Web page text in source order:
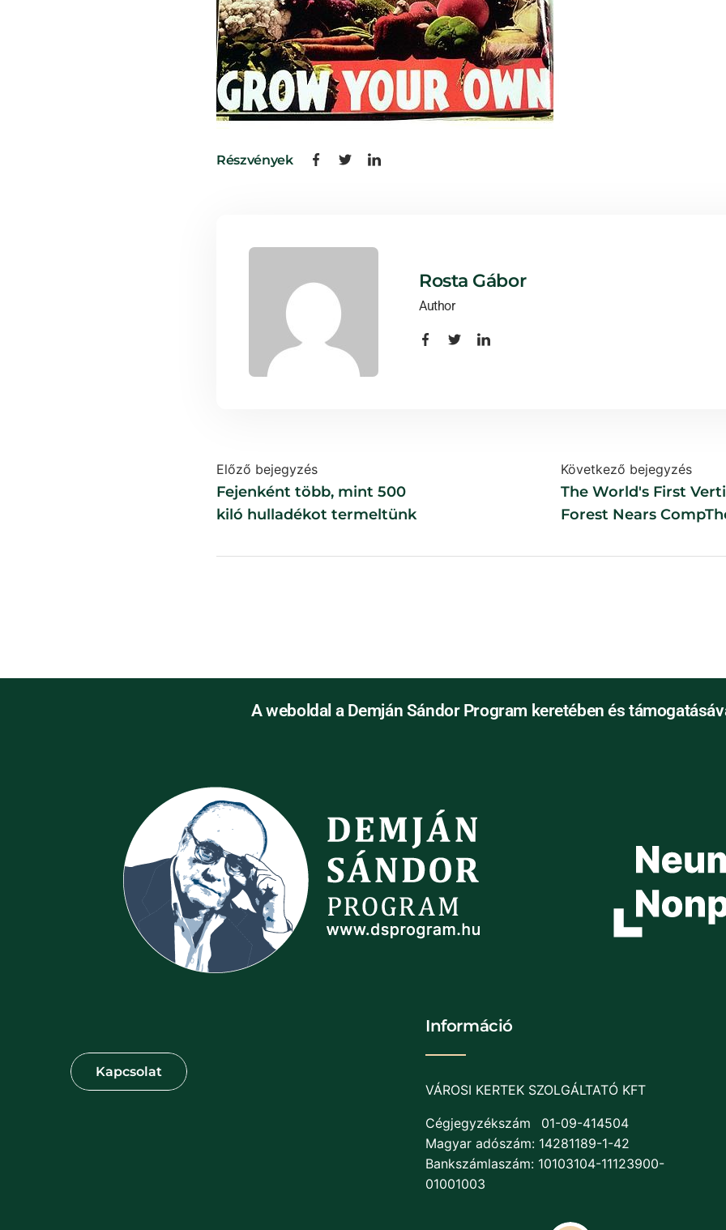
Részvények
Rosta Gábor
Author
Előző bejegyzés
Fejenként több, mint 500
kiló hulladékot termeltünk
Következő bejegyzés
The World's First
Forest Nears
Nears Completion in
A weboldal a Demján Sándor Program keretében és
Információ
VÁROSI KERTEK SZOLGÁLTATÓ KFT
Cégjegyzékszám
01-09-414504
Magyar adószám: 14281189-1-42
Bankszámlaszám: 10103104-11123900-
01001003